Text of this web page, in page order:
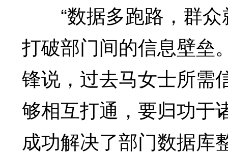
“数据多跑路，群众
打破部门间的信息壁垒
锋说，过去马女士所需
够相互打通，要归功于
成功解决了部门数据库